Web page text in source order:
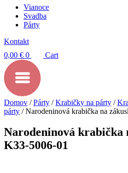
Vianoce
Svadba
Párty
Kontakt
0,00 € 0 Cart
Domov /Párty /Krabičky na párty /
párty / Narodeninová krabička na
Narodeninová krabička
K33-5006-01